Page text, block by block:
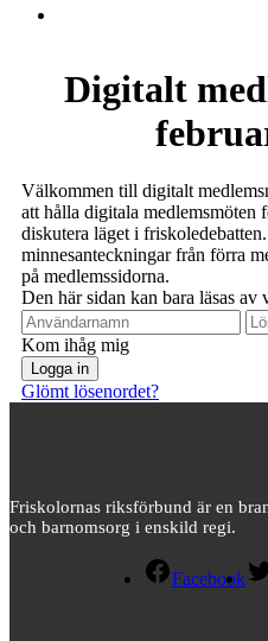
Digitalt
Välkommen till digitalt
att hålla digitala medlemsmöten
diskutera läget i
minnesanteckningar från förra
på medlemssidorna.
Den här sidan kan bara läsas av
Kom ihåg mig
Glömt lösenordet?
Friskolornas riksförbund är en
och barnomsorg i enskild regi.
Facebook